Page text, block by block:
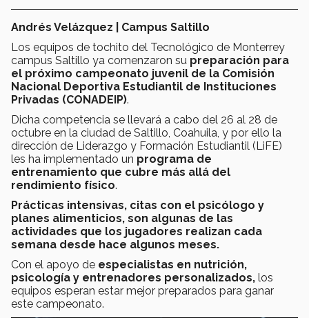
Andrés Velázquez | Campus Saltillo
Los equipos de tochito del Tecnológico de Monterrey
campus Saltillo ya comenzaron su preparación para
el próximo campeonato juvenil de la Comisión
Nacional Deportiva Estudiantil de Instituciones
Privadas (CONADEIP).
Dicha competencia se llevará a cabo del 26 al 28 de
octubre en la ciudad de Saltillo, Coahuila, y por ello la
dirección de Liderazgo y Formación Estudiantil (LiFE)
les ha implementado un programa de
entrenamiento que cubre más allá del
rendimiento físico.
Prácticas intensivas, citas con el psicólogo y
planes alimenticios, son algunas de las
actividades que los jugadores realizan cada
semana desde hace algunos meses.
Con el apoyo de especialistas en nutrición,
psicología y entrenadores personalizados, los
equipos esperan estar mejor preparados para ganar
este campeonato.